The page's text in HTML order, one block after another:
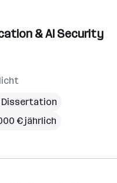
& AI Security
Dissertation
€ jährlich